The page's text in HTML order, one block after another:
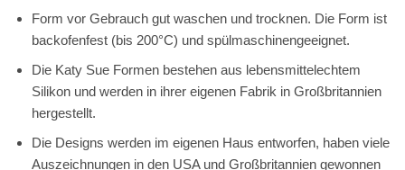
Form vor Gebrauch gut waschen und trocknen. Die Form ist
backofenfest (bis 200°C) und spülmaschinengeeignet.
Die Katy Sue Formen bestehen aus lebensmittelechtem
Silikon und werden in ihrer eigenen Fabrik in Großbritannien
hergestellt.
Die Designs werden im eigenen Haus entworfen, haben viele
Auszeichnungen in den USA und Großbritannien gewonnen